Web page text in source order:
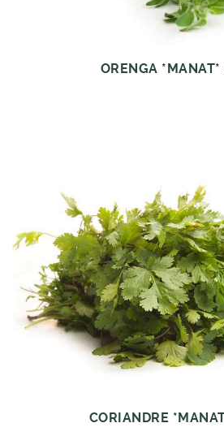
ORENGA
CORIANDRE